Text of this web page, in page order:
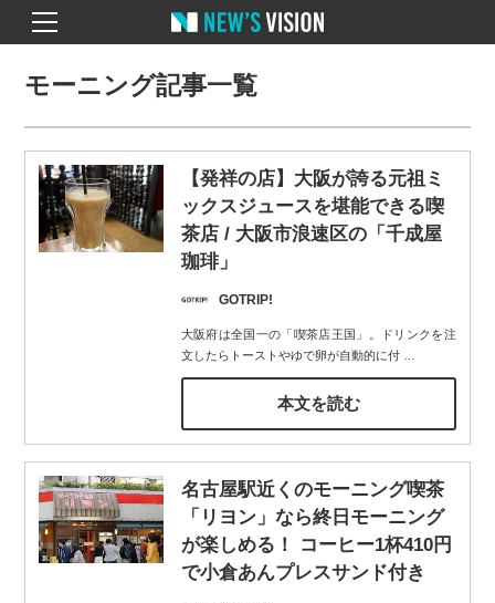
モーニング記事一覧
【発祥の店】大阪が誇る元祖ミ
ックスジュースを堪能できる喫
茶店 / 大阪市浪速区の「千成屋
珈琲」
GOTRIP!
大阪府は全国一の「喫茶店王国」。ドリンクを注
文したらトーストやゆで卵が自動的に付…
本文を読む
名古屋駅近くのモーニング喫茶
「リヨン」なら終日モーニング
が楽しめる！ コーヒー1杯410円
で小倉あんプレスサンド付き